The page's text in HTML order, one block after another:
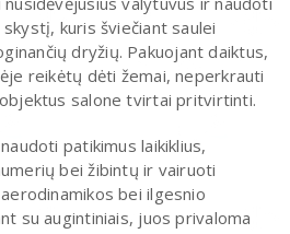
kuris šviečiant saulei
dryžių. Pakuojant daiktus,
reikėtų dėti žemai, neperkrauti
salone tvirtai pritvirtinti.
patikimus laikiklius,
bei žibintų ir vairuoti
bei ilgesnio
su augintiniais, juos privaloma